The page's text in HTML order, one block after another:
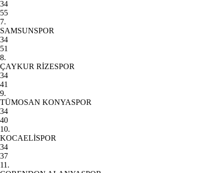
34
55
7.
SAMSUNSPOR
34
51
8.
ÇAYKUR RİZESPOR
34
41
9.
TÜMOSAN KONYASPOR
34
40
10.
KOCAELİSPOR
34
37
11.